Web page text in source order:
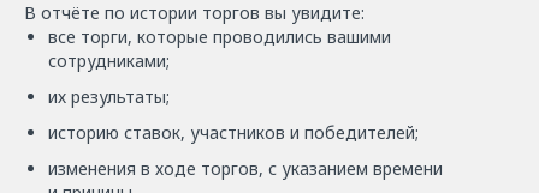
В отчёте по истории торгов вы увидите:
все торги, которые проводились вашими
сотрудниками;
их результаты;
историю ставок, участников и победителей;
изменения в ходе торгов, с указанием времени